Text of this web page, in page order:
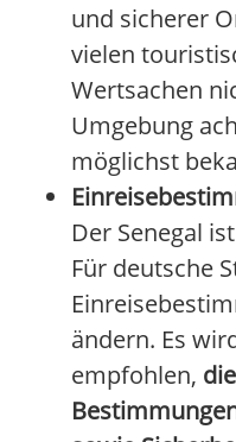
und sicherer
vielen
Wertsachen
Umgebung
möglichst
Der Senegal
Für deutsche
ändern. Es
empfohlen,